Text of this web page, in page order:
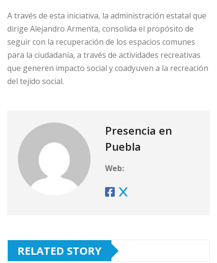
A través de esta iniciativa, la administración estatal que
dirige Alejandro Armenta, consolida el propósito de
seguir con la recuperación de los espacios comunes
para la ciudadanía, a través de actividades recreativas
que generen impacto social y coadyuven a la recreación
del tejido social.
Presencia en
Puebla
Web:
RELATED STORY